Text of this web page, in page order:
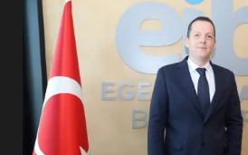
5
UZATILDI: NE
6
BURHANİYE
TURNUVASI
DEĞİŞTİRİYOR?